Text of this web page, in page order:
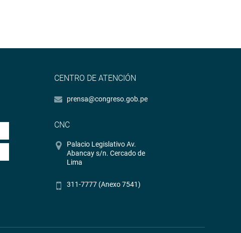
CENTRO DE ATENCIÓN
prensa@congreso.gob.pe
CNC
Palacio Legislativo Av.
Abancay s/n. Cercado de
Lima
311-7777 (Anexo 7541)